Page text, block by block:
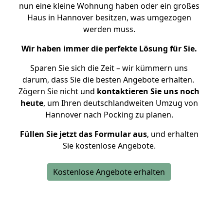
nun eine kleine Wohnung haben oder ein großes
Haus in Hannover besitzen, was umgezogen
werden muss.
Wir haben immer die perfekte Lösung für Sie.
Sparen Sie sich die Zeit – wir kümmern uns
darum, dass Sie die besten Angebote erhalten.
Zögern Sie nicht und kontaktieren Sie uns noch
heute, um Ihren deutschlandweiten Umzug von
Hannover nach Pocking zu planen.
Füllen Sie jetzt das Formular aus, und erhalten
Sie kostenlose Angebote.
Kostenlose Angebote erhalten